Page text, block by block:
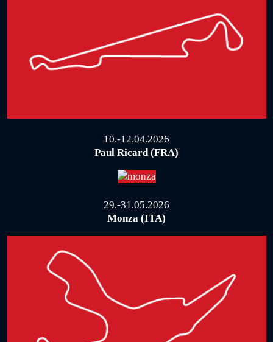
10.-12.04.2026
Paul Ricard (FRA)
29.-31.05.2026
Monza (ITA)